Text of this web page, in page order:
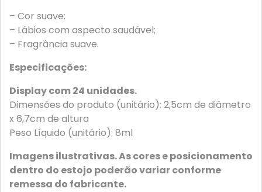
– Cor suave;
– Lábios com aspecto saudável;
– Fragrância suave.
Especificações:
Display com 24 unidades.
Dimensões do produto (unitário): 2,5cm de diâmetro
x 6,7cm de altura
Peso Líquido (unitário): 8ml
Imagens ilustrativas. As cores e posicionamento
dentro do estojo poderão variar conforme
remessa do fabricante.